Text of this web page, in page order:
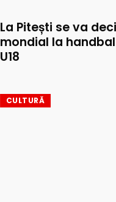
La Pitești se va
mondial la
U18
CULTURĂ